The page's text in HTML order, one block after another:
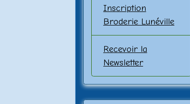
Inscription
Broderie Lunéville
Recevoir la
Newsletter